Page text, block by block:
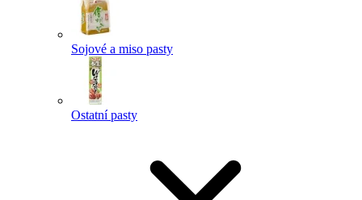
Sojové a miso pasty
Ostatní pasty